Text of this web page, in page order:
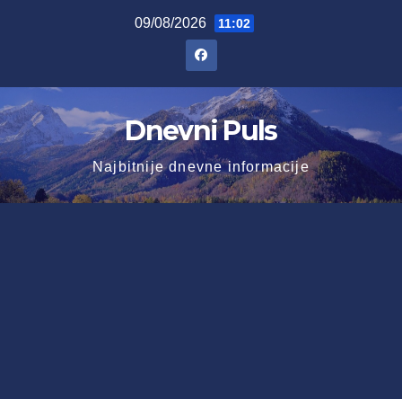
09/08/2026 11:02
Dnevni Puls
Najbitnije dnevne informacije